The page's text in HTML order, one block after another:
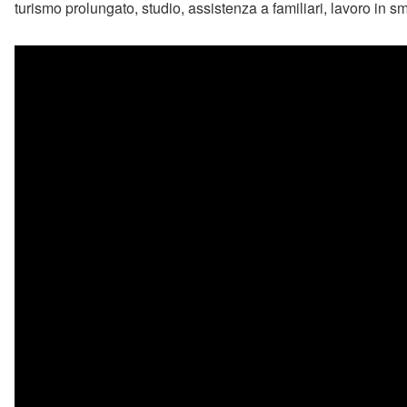
turismo prolungato, studio, assistenza a familiari, lavoro in